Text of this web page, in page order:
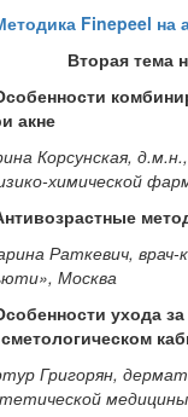
Finepeel на
Вторая тема
акне
Корсунская,
химической
Раткевич,
Москва
ухода
Григорян,